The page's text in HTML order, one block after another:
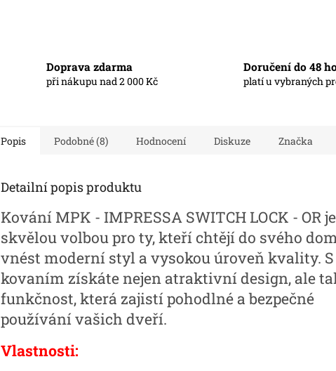
Doprava zdarma
při nákupu nad 2 000 Kč
Doručení do 48
platí u vybraných
Popis Podobné (8) Hodnocení Diskuze Značka
Detailní popis produktu
Kování MPK - IMPRESSA SWITCH LOCK - OR je
skvělou volbou pro ty, kteří chtějí do svého
vnést moderní styl a vysokou úroveň kvality.
kovaním získáte nejen atraktivní design, ale
funkčnost, která zajistí pohodlné a bezpečné
používání vašich dveří.
Vlastnosti: